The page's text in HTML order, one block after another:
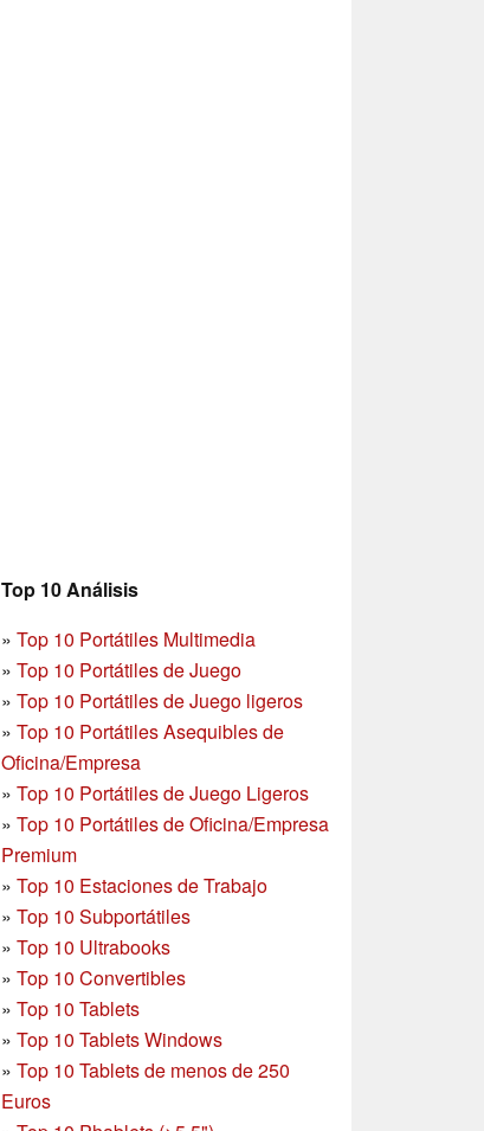
Top 10 Análisis
» Top 10 Portátiles Multimedia
» Top 10 Portátiles de Juego
» Top 10 Portátiles de Juego ligeros
» Top 10 Portátiles Asequibles de
Oficina/Empresa
» Top 10 Portátiles de Juego Ligeros
» Top 10 Portátiles de Oficina/Empresa
Premium
» Top 10 Estaciones de Trabajo
» Top 10 Subportátiles
» Top 10 Ultrabooks
» Top 10 Convertibles
» Top 10 Tablets
» Top 10 Tablets Windows
» Top 10 Tablets de menos de 250
Euros